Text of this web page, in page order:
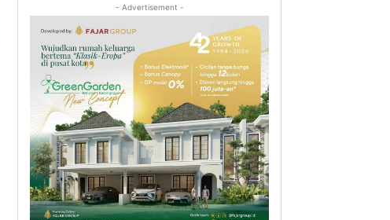
- Advertisement -